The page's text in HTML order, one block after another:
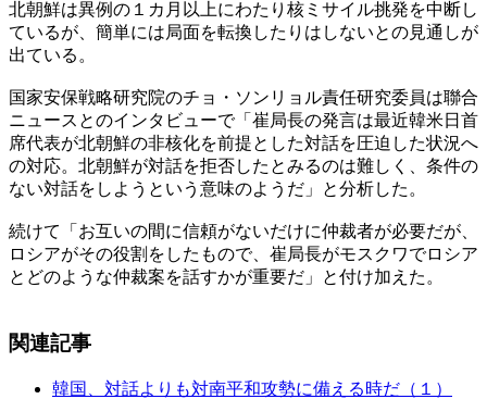
北朝鮮は異例の１カ月以上にわたり核ミサイル挑発を中断し
ているが、簡単には局面を転換したりはしないとの見通しが
出ている。
国家安保戦略研究院のチョ・ソンリョル責任研究委員は聯合
ニュースとのインタビューで「崔局長の発言は最近韓米日首
席代表が北朝鮮の非核化を前提とした対話を圧迫した状況へ
の対応。北朝鮮が対話を拒否したとみるのは難しく、条件の
ない対話をしようという意味のようだ」と分析した。
続けて「お互いの間に信頼がないだけに仲裁者が必要だが、
ロシアがその役割をしたもので、崔局長がモスクワでロシア
とどのような仲裁案を話すかが重要だ」と付け加えた。
関連記事
韓国、対話よりも対南平和攻勢に備える時だ（１）